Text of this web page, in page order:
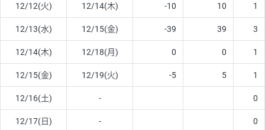
12/12(火) 12/14(木) -10 10 1
12/13(水) 12/15(金) -39 39 3
12/14(木) 12/18(月) 0 0 1
12/15(金) 12/19(火) -5 5 1
12/16(土) - 0
12/17(日) - 0